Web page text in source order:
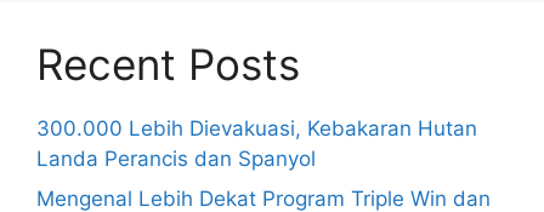
Recent Posts
300.000 Lebih Dievakuasi, Kebakaran Hutan
Landa Perancis dan Spanyol
Mengenal Lebih Dekat Program Triple Win dan